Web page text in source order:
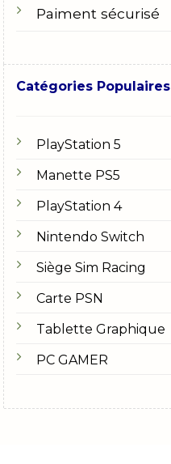
Paiment sécurisé
Catégories Populaires
PlayStation 5
Manette PS5
PlayStation 4
Nintendo Switch
Siège Sim Racing
Carte PSN
Tablette Graphique
PC GAMER